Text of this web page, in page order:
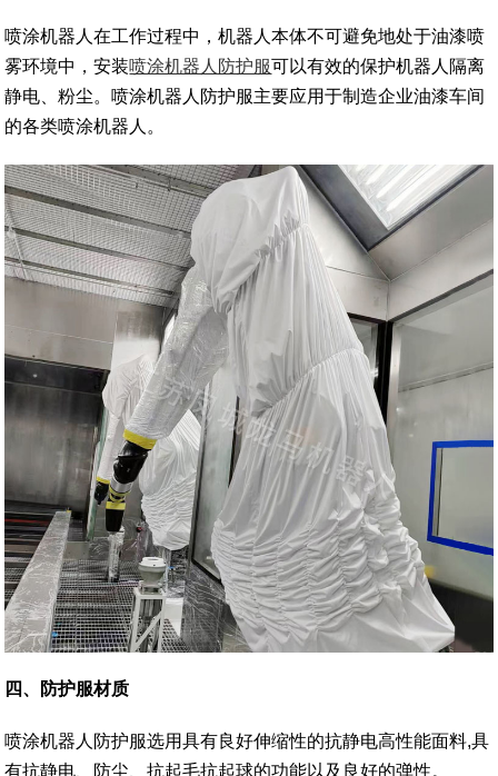
喷涂机器人在工作过程中，机器人本体不可避免地处于油漆喷
雾环境中，安装喷涂机器人防护服可以有效的保护机器人隔离
静电、粉尘。喷涂机器人防护服主要应用于制造企业油漆车间
的各类喷涂机器人。
四、防护服材质
喷涂机器人防护服选用具有良好伸缩性的抗静电高性能面料,具
有抗静电、防尘、抗起毛抗起球的功能以及良好的弹性。